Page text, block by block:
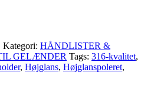
Kategori: HÅNDLISTER &
GELÆNDER Tags: 316-kvalitet,
, Højglans, Højglanspoleret,